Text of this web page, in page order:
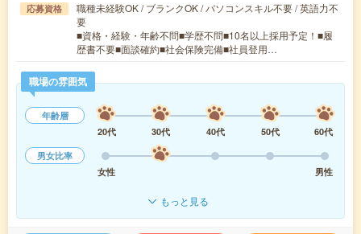
応募資格
職種未経験OK / ブランクOK / パソコンスキル不要 / 英語力不
要
■資格・経験・年齢不問■学歴不問■10名以上採用予定！■履
歴書不要■面談確約■社会保険完備■社員登用…
職場の雰囲気
年齢層
20代
30代 40代 50代
60代
男女比率
女性
男性
もっと見る